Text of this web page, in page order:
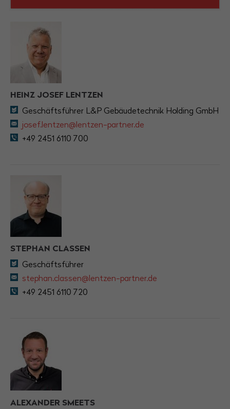
HEINZ JOSEF LENTZEN
Geschäftsführer L&P Gebäudetechnik Holding GmbH
josef.lentzen@lentzen-partner.de
+49 2451 6110 700
STEPHAN CLASSEN
Geschäftsführer
stephan.classen@lentzen-partner.de
+49 2451 6110 720
ALEXANDER SMEETS